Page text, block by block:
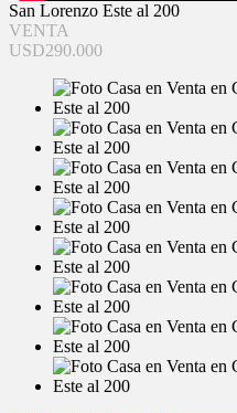
San Lorenzo Este al 200
VENTA
USD290.000